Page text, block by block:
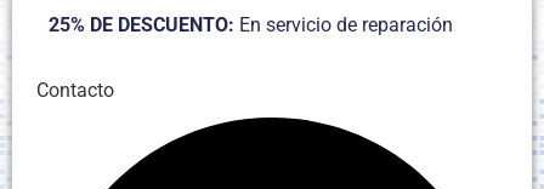
25% DE DESCUENTO: En servicio de reparación
Contacto